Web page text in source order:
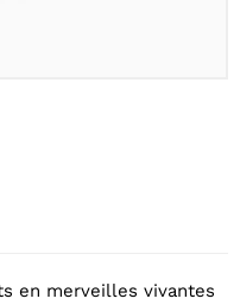
en merveilles vivantes